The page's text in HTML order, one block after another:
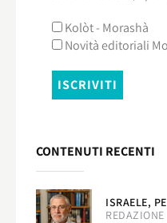
Kolòt - Morashà
Novità editoriali
CONTENUTI RECENTI
ISRAELE,
REDAZIONE